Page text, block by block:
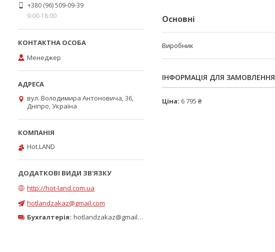
Основні
Виробник
ІНФОРМАЦІЯ ДЛЯ ЗАМОВЛЕННЯ
Ціна: 6 795 ₴
+380 (96) 509-09-39
9:00-18:00
Менеджер
вул. Володимира Антоновича, 36,
Дніпро, Україна
Hot.LAND
http://hot-land.com.ua
hotlandzakaz@gmail.com
Бухгалтерія: hotlandzakaz@gmail.com